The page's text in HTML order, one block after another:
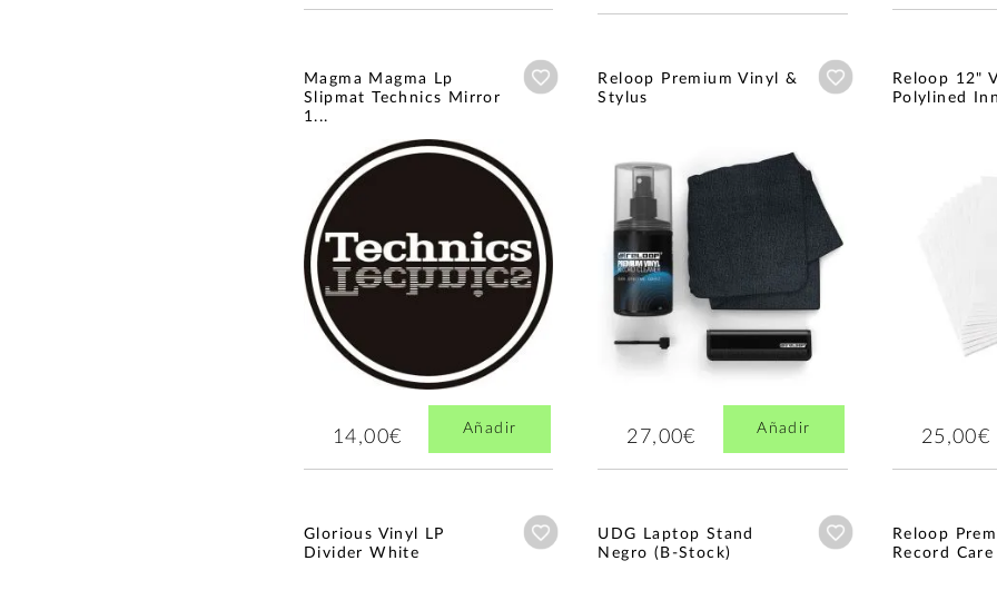
Magma Magma Lp
Slipmat Technics Mirror
1...
Añadir a wishlist
14,00€ Añadir
Reloop Premium Vinyl &
Stylus
Añadir a wishlist
27,00€ Añadir
Reloop 12"
Polylined
25,00€
Glorious Vinyl LP
Divider White
Añadir a wishlist
UDG Laptop Stand
Negro (B-Stock)
Añadir a wishlist
Reloop
Record Care